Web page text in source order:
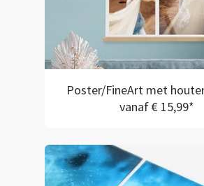
Poster/FineArt met
vanaf € 15,99*